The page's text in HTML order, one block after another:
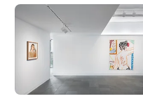
제작 오페라 '투란도트' 실황 영상을
무용단 '몽유도원무'(안무·연출 차진
안견의 ‘몽유도원도’를 모티브로, 고
세계에 이르는 여정..